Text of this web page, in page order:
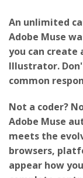
Adobe Muse
you can create
Illustrator.
common
Adobe Muse
meets the
browsers,
appear how
complete